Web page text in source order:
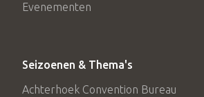
Evenementen
Seizoenen & Thema's
Achterhoek Convention Bureau